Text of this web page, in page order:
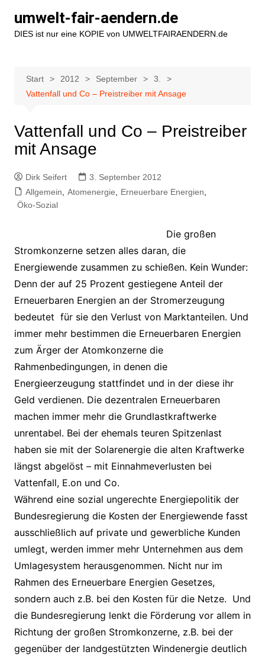
Inhalt
springen
umwelt-fair-aendern.de
DIES ist nur eine KOPIE von UMWELTFAIRAENDERN.de
Start 2012 September
3.
Vattenfall und Co – Preistreiber mit Ansage
Vattenfall und Co – Preistreiber
mit Ansage
Dirk Seifert
3. September 2012
Allgemein
Atomenergie Erneuerbare Energien
Öko-Sozial
Die großen
Stromkonzerne setzen alles daran, die
Energiewende zusammen zu schießen. Kein Wunder:
Denn der auf 25 Prozent gestiegene Anteil der
Erneuerbaren Energien an der Stromerzeugung
bedeutet für sie den Verlust von Marktanteilen. Und
immer mehr bestimmen die Erneuerbaren Energien
zum Ärger der Atomkonzerne die
Rahmenbedingungen, in denen die
Energieerzeugung stattfindet und in der diese ihr
Geld verdienen. Die dezentralen Erneuerbaren
machen immer mehr die Grundlastkraftwerke
unrentabel. Bei der ehemals teuren Spitzenlast
haben sie mit der Solarenergie die alten Kraftwerke
längst abgelöst – mit Einnahmeverlusten bei
Vattenfall, E.on und Co.
Während eine sozial ungerechte Energiepolitik der
Bundesregierung die Kosten der Energiewende fasst
ausschließlich auf private und gewerbliche Kunden
umlegt, werden immer mehr Unternehmen aus dem
Umlagesystem herausgenommen. Nicht nur im
Rahmen des Erneuerbare Energien Gesetzes,
sondern auch z.B. bei den Kosten für die Netze. Und
die Bundesregierung lenkt die Förderung vor allem in
Richtung der großen Stromkonzerne, z.B. bei der
gegenüber der landgestützten Windenergie deutlich